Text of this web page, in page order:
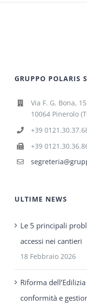
GRUPPO POLARIS
Via F. G. Bona, 15
10064 Pinerolo
+39
+39
ULTIME NEWS
Le 5 principali
accessi nei cantieri
18 Febbraio 2026
Riforma
conformità e